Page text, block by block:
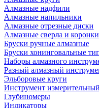
Алмазные надфили
Алмазные напильники
Алмазные отрезные диски
Алмазные сверла и коронки
Бруски ручные алмазные
Бруски хонинговальные
Наборы алмазного
Разный алмазный
Эльборовые круги
Инструмент измерительный
Глубиномеры
Индикаторы